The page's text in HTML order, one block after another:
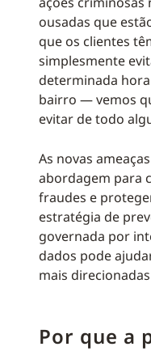
ousadas que
que os clientes
simplesmente
determinada
bairro — vemos
evitar de todo
As novas
abordagem para
fraudes e
estratégia de
governada por
dados pode
mais
Por que a